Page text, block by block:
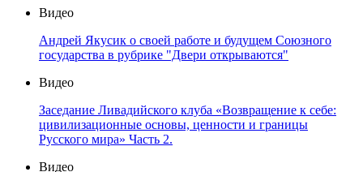
Видео
Андрей Якусик о своей работе и будущем Союзного
государства в рубрике "Двери открываются"
Видео
Заседание Ливадийского клуба «Возвращение к себе:
цивилизационные основы, ценности и границы
Русского мира» Часть 2.
Видео